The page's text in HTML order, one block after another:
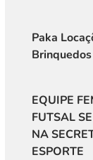
Paka
Brinquedos
EQUIPE
FUTSAL
NA
ESPORTE